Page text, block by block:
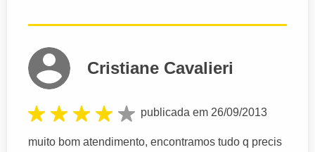
Cristiane Cavalieri
publicada em 26/09/2013
muito bom atendimento, encontramos tudo q precis